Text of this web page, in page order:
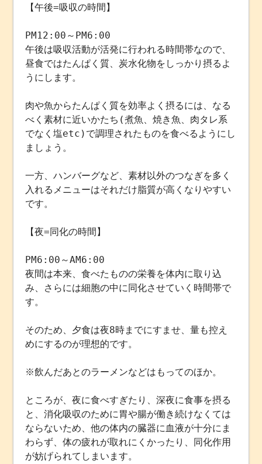
【午後=吸収の時間】
PM12:00～PM6:00
午後は吸収活動が活発に行われる時間帯なので、
昼食ではたんぱく質、炭水化物をしっかり摂るよ
うにします。
肉や魚からたんぱく質を効率よく摂るには、なる
べく素材に近いかたち(煮魚、焼き魚、肉タレ系
でなく塩etc)で調理されたものを食べるようにし
ましょう。
一方、ハンバーグなど、素材以外のつなぎを多く
入れるメニューはそれだけ脂質が高くなりやすい
です。
【夜=同化の時間】
PM6:00～AM6:00
夜間は本来、食べたものの栄養を体内に取り込
み、さらには細胞の中に同化させていく時間帯で
す。
そのため、夕食は夜8時までにすませ、量も控え
めにするのが理想的です。
※飲んだあとのラーメンなどはもってのほか。
ところが、夜に食べすぎたり、深夜に食事を摂る
と、消化吸収のために胃や腸が働き続けなくては
ならないため、他の体内の臓器に血液が十分にま
わらず、体の疲れが取れにくかったり、同化作用
が妨げられてしまいます。